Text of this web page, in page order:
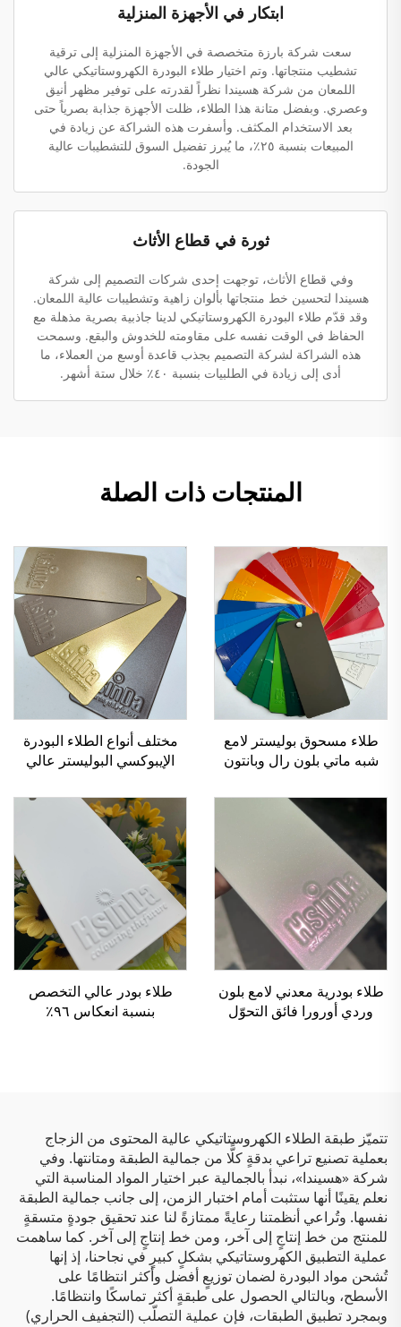
ابتكار في الأجهزة المنزلية
سعت شركة بارزة متخصصة في الأجهزة المنزلية إلى ترقية
تشطيب منتجاتها. وتم اختيار طلاء البودرة الكهروستاتيكي عالي
اللمعان من شركة هسيندا نظراً لقدرته على توفير مظهر أنيق
وعصري. وبفضل متانة هذا الطلاء، ظلت الأجهزة جذابة بصرياً حتى
بعد الاستخدام المكثف. وأسفرت هذه الشراكة عن زيادة في
المبيعات بنسبة ٢٥٪، ما يُبرز تفضيل السوق للتشطيبات عالية
الجودة.
ثورة في قطاع الأثاث
وفي قطاع الأثاث، توجهت إحدى شركات التصميم إلى شركة
هسيندا لتحسين خط منتجاتها بألوان زاهية وتشطيبات عالية اللمعان.
وقد قدّم طلاء البودرة الكهروستاتيكي لدينا جاذبية بصرية مذهلة مع
الحفاظ في الوقت نفسه على مقاومته للخدوش والبقع. وسمحت
هذه الشراكة لشركة التصميم بجذب قاعدة أوسع من العملاء، ما
أدى إلى زيادة في الطلبيات بنسبة ٤٠٪ خلال ستة أشهر.
المنتجات ذات الصلة
طلاء مسحوق بوليستر لامع
شبه ماتي بلون رال وبانتون
مختلف أنواع الطلاء البودرة
الإيبوكسي البوليستر عالي
ومقاوم للخدوش، للإضاءة
والأثاث والطلاء والورنيش
طلاء بودرية معدني لامع بلون
وردي أورورا فائق التحوّل
طلاء بودر عالي التخصص
بنسبة انعكاس ٩٦٪
تتميّز طبقة الطلاء الكهروستاتيكي عالية المحتوى من الزجاج
بعملية تصنيع تراعي بدقةٍ كلًّا من جمالية الطبقة ومتانتها. وفي
شركة «هسيندا»، نبدأ بالجمالية عبر اختيار المواد المناسبة التي
نعلم يقينًا أنها ستثبت أمام اختبار الزمن، إلى جانب جمالية الطبقة
نفسها. وتُراعي أنظمتنا رعايةً ممتازةً لنا عند تحقيق جودةٍ متسقةٍ
للمنتج من خط إنتاجٍ إلى آخر، ومن خط إنتاجٍ إلى آخر. كما ساهمت
عملية التطبيق الكهروستاتيكي بشكلٍ كبيرٍ في نجاحنا، إذ إنها
تُشحن مواد البودرة لضمان توزيعٍ أفضل وأكثر انتظامًا على
الأسطح، وبالتالي الحصول على طبقةٍ أكثر تماسكًا وانتظامًا.
وبمجرد تطبيق الطبقات، فإن عملية التصلّب (التجفيف الحراري)